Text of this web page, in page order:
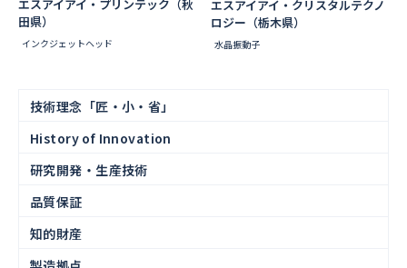
エスアイアイ・プリンテック（秋
田県）
インクジェットヘッド
エスアイアイ・クリスタルテクノ
ロジー（栃木県）
水晶振動子
技術理念「匠・小・省」
History of Innovation
研究開発・生産技術
品質保証
知的財産